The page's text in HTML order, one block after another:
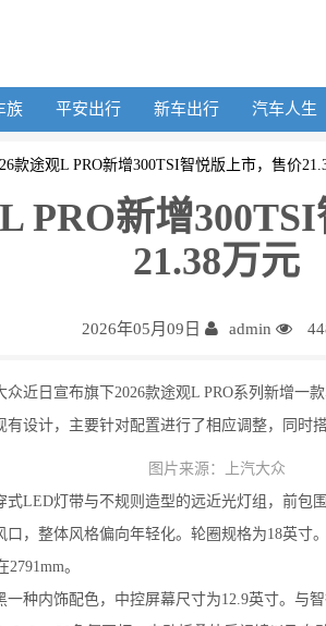
族 平安出行 新车出行 汽车人生
款途观L PRO新增300TSI智悦版上市，售价
PRO新增
21.38万元
2026年05月09日 admin
众近日宣布旗下2026款途观L PRO系列新增
设计，主要针对配置进行了相应调整，同时
图片来源：上汽大众
式LED灯带与不规则造型的远近光灯组，前包
，整体风格偏向年轻化。轮圈规格为18英寸
。
种内饰配色，中控屏幕尺寸为12.9英寸。与